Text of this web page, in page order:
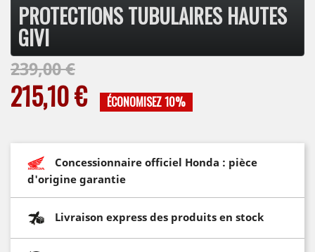
PROTECTIONS TUBULAIRES HAUTES
GIVI
239,00 €
215,10 € ÉCONOMISEZ 10%
Concessionnaire officiel Honda : pièce
d'origine garantie
Livraison express des produits en stock